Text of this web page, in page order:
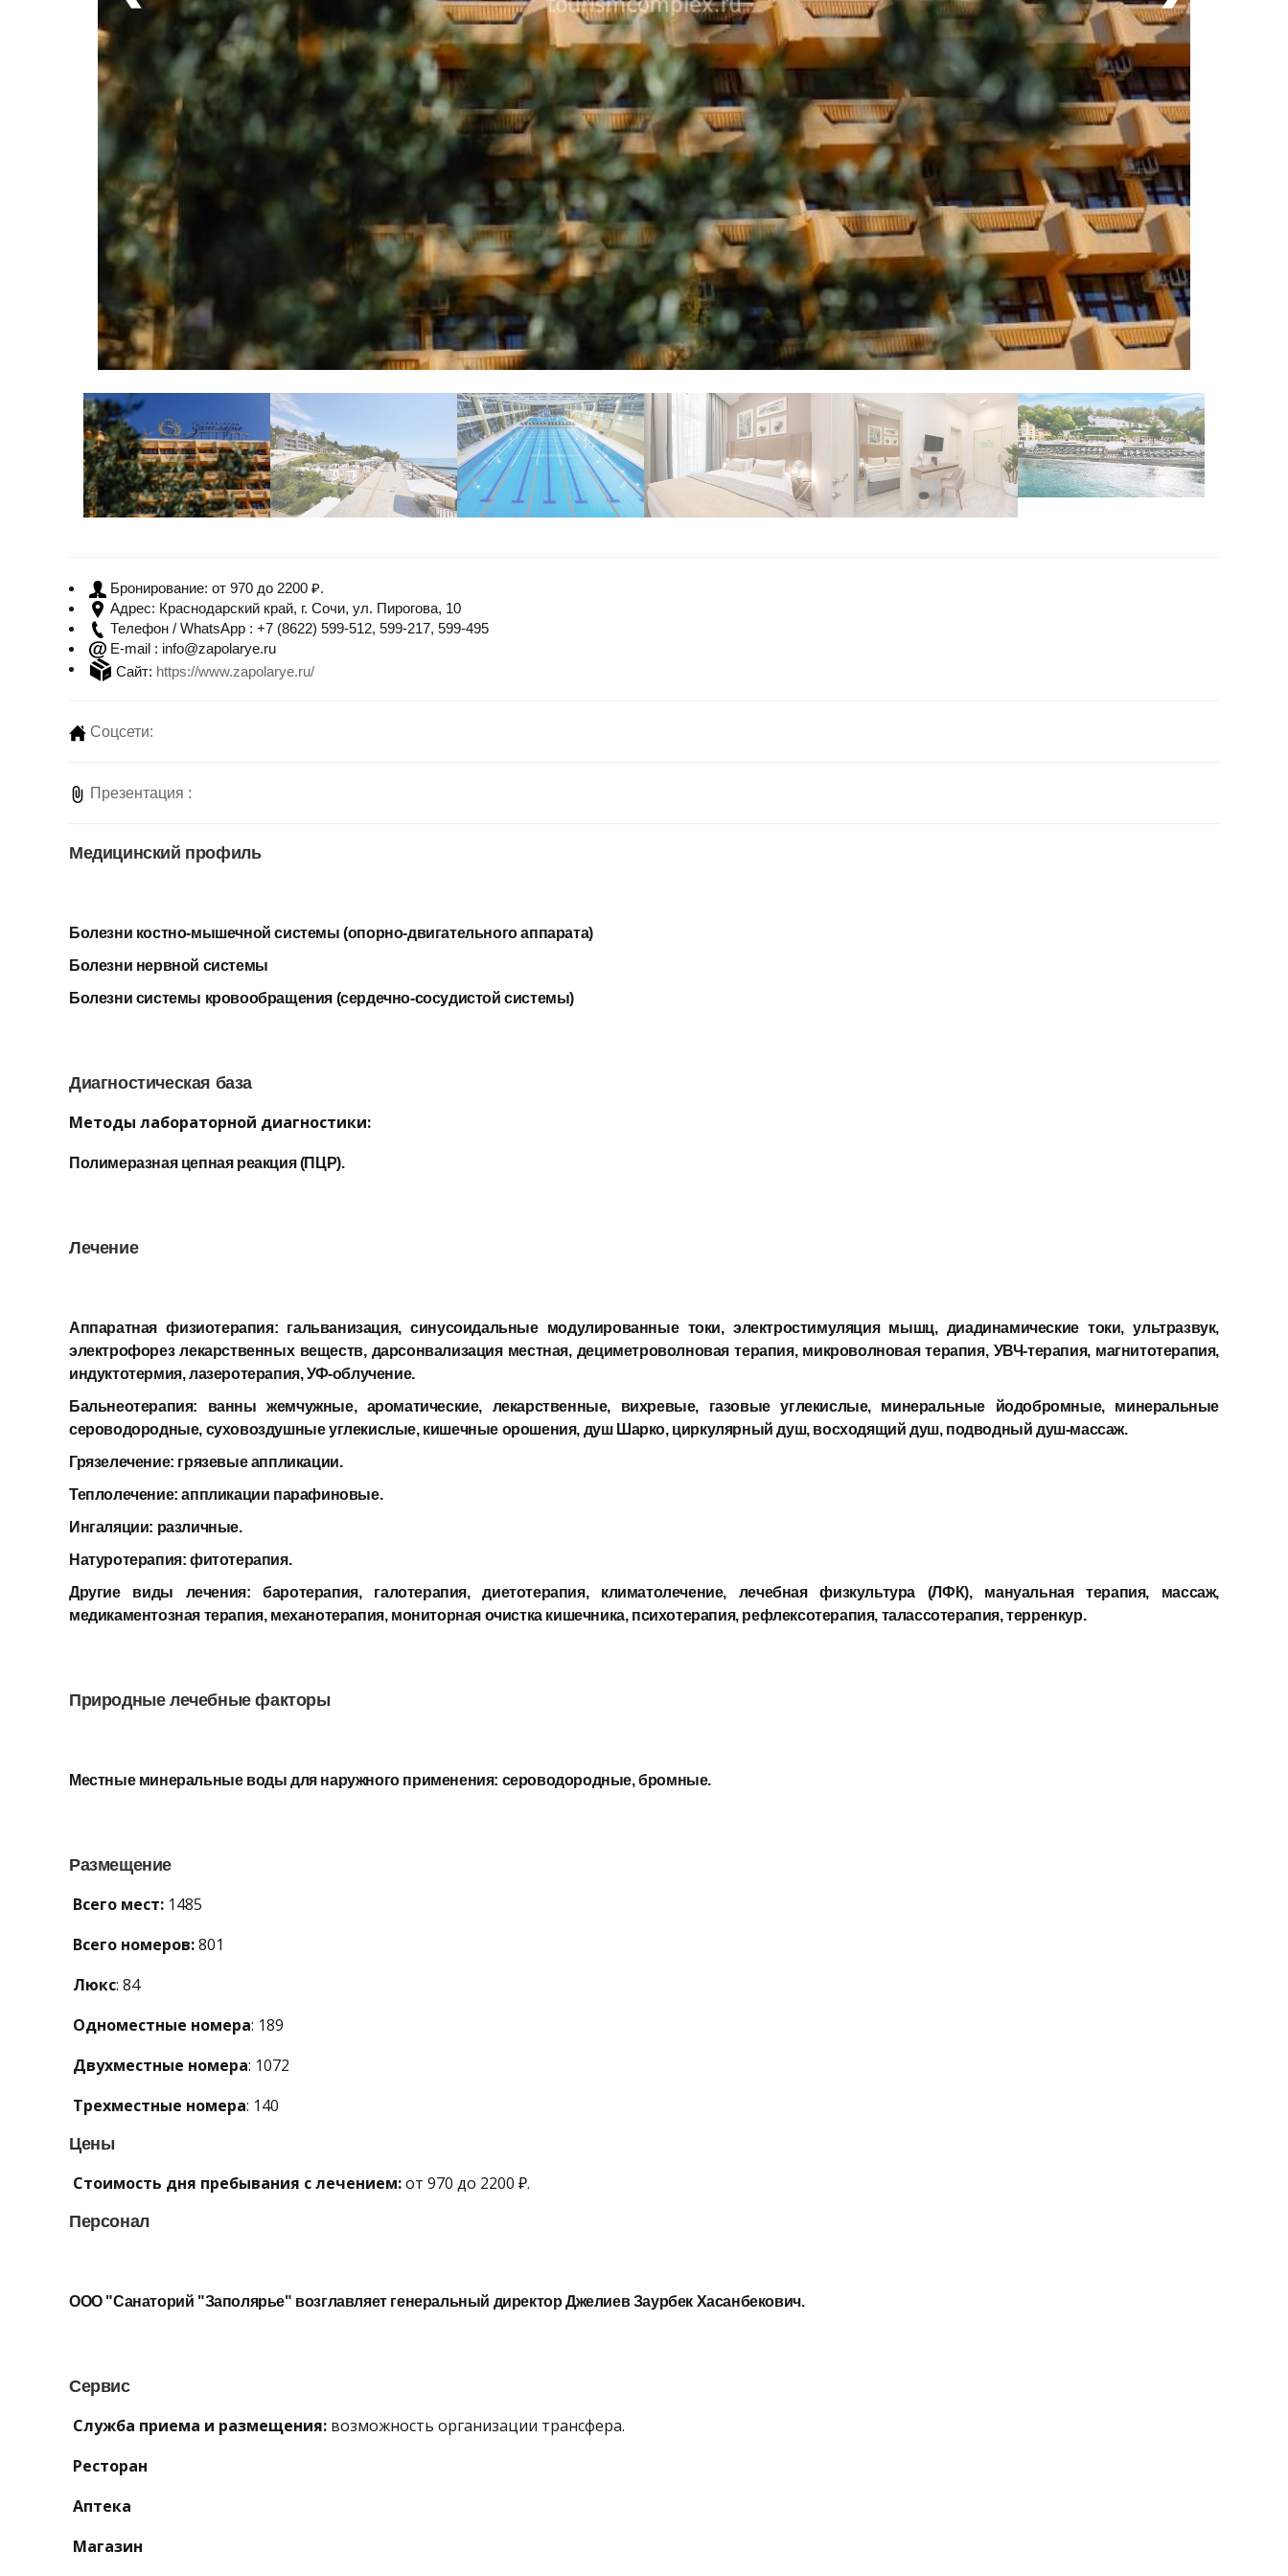
Бронирование: от 970 до 2200 ₽.
Адрес: Краснодарский край, г. Сочи, ул. Пирогова, 10
Телефон / WhatsApp : +7 (8622) 599-512, 599-217, 599-495
E-mail : info@zapolarye.ru
Сайт: https://www.zapolarye.ru/
Соцсети:
Презентация :
Медицинский профиль
Болезни костно-мышечной системы (опорно-двигательного аппарата)
Болезни нервной системы
Болезни системы кровообращения (сердечно-сосудистой системы)
Диагностическая база
Методы лабораторной диагностики:
Полимеразная цепная реакция (ПЦР).
Лечение
Аппаратная физиотерапия: гальванизация, синусоидальные модулированные токи, электростимуляция мышц, диадинамические токи, ультразвук,
электрофорез лекарственных веществ, дарсонвализация местная, дециметроволновая терапия, микроволновая терапия, УВЧ-терапия, магнитотерапия,
индуктотермия, лазеротерапия, УФ-облучение.
Бальнеотерапия: ванны жемчужные, ароматические, лекарственные, вихревые, газовые углекислые, минеральные йодобромные, минеральные
сероводородные, суховоздушные углекислые, кишечные орошения, душ Шарко, циркулярный душ, восходящий душ, подводный душ-массаж.
Грязелечение: грязевые аппликации.
Теплолечение:аппликации парафиновые.
Ингаляции: различные.
Натуротерапия: фитотерапия.
Другие виды лечения:баротерапия, галотерапия, диетотерапия, климатолечение, лечебная физкультура (ЛФК), мануальная терапия, массаж,
медикаментозная терапия, механотерапия, мониторная очистка кишечника, психотерапия, рефлексотерапия, талассотерапия, терренкур.
Природные лечебные факторы
Местные минеральные воды для наружного применения: сероводородные, бромные.
Размещение
Всего мест: 1485
Всего номеров:801
Люкс: 84
Одноместные номера: 189
Двухместные номера: 1072
Трехместные номера: 140
Цены
Стоимость дня пребывания с лечением:от 970 до 2200 ₽.
Персонал
ООО "Санаторий "Заполярье" возглавляет генеральный директор Джелиев Заурбек Хасанбекович.
Сервис
Служба приема и размещения: возможность организации трансфера.
Ресторан
Аптека
Магазин